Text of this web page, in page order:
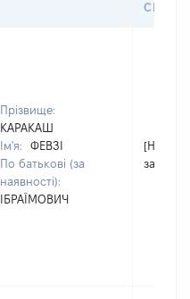
СЕЙФУ
Прізвище:
КАРАКАШ
Ім'я:
ФЕВЗІ
По батькові (за
наявності):
ІБРАЇМОВИЧ
[Не